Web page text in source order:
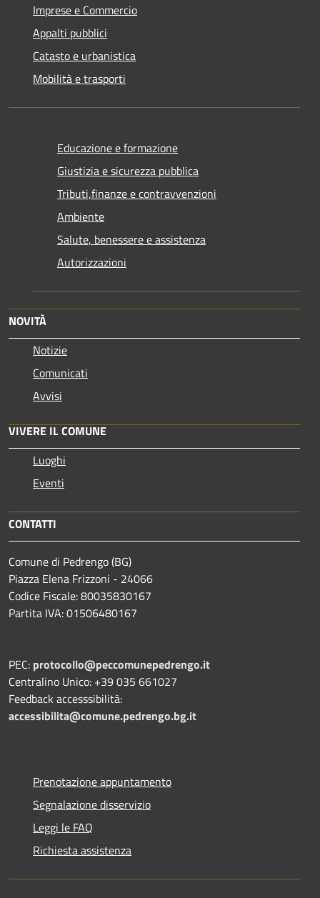
Imprese e Commercio
Appalti pubblici
Catasto e urbanistica
Mobilità e trasporti
Educazione e formazione
Giustizia e sicurezza pubblica
Tributi,finanze e contravvenzioni
Ambiente
Salute, benessere e assistenza
Autorizzazioni
NOVITÀ
Notizie
Comunicati
Avvisi
VIVERE IL COMUNE
Luoghi
Eventi
CONTATTI
Comune di Pedrengo (BG)
Piazza Elena Frizzoni - 24066
Codice Fiscale: 80035830167
Partita IVA: 01506480167
PEC: protocollo@peccomunepedrengo.it
Centralino Unico: +39 035 661027
Feedback accesssibilità:
accessibilita@comune.pedrengo.bg.it
Prenotazione appuntamento
Segnalazione disservizio
Leggi le FAQ
Richiesta assistenza